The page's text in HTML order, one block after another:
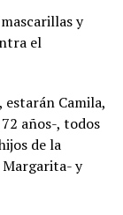
y
el
estarán Camila,
años-, todos
de la
y